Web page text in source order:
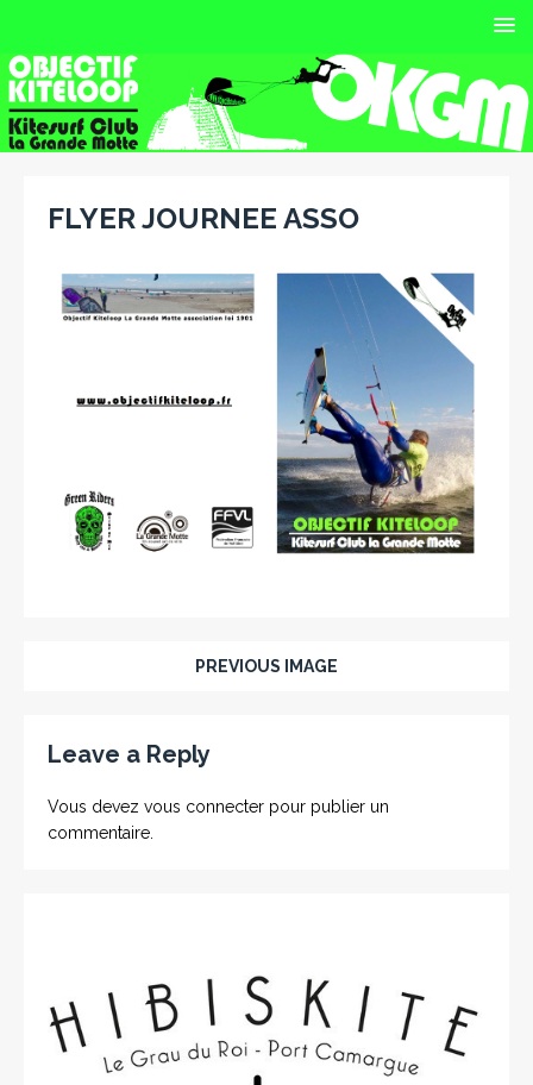
FLYER JOURNEE ASSO
PREVIOUS IMAGE
Leave a Reply
Vous devez vous connecter pour publier un
commentaire.